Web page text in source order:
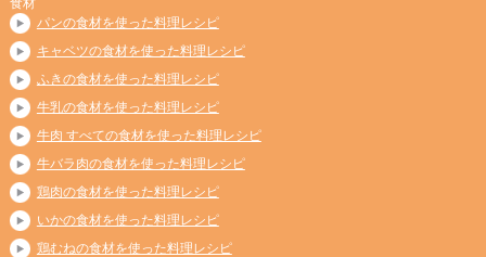
パンの食材を使った料理レシピ
キャベツの食材を使った料理レシピ
ふきの食材を使った料理レシピ
牛乳の食材を使った料理レシピ
牛肉 すべての食材を使った料理レシピ
牛バラ肉の食材を使った料理レシピ
鶏肉の食材を使った料理レシピ
いかの食材を使った料理レシピ
鶏むねの食材を使った料理レシピ